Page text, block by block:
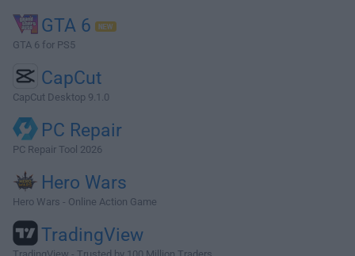
GTA 6
GTA 6 for PS5
CapCut
CapCut Desktop 9.1.0
PC Repair
PC Repair Tool 2026
Hero Wars
Hero Wars - Online Action Game
TradingView